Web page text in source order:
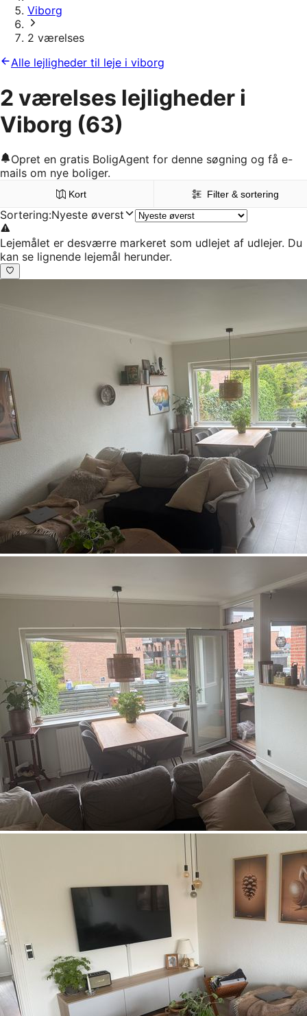
Viborg
2 værelses
Alle lejligheder til leje i viborg
2 værelses lejligheder i
Viborg (63)
Opret en gratis BoligAgent for denne søgning og få e-
mails om nye boliger.
Kort Filter & sortering
Sortering:Nyeste øverst
Lejemålet er desværre markeret som udlejet af udlejer. Du
kan se lignende lejemål herunder.